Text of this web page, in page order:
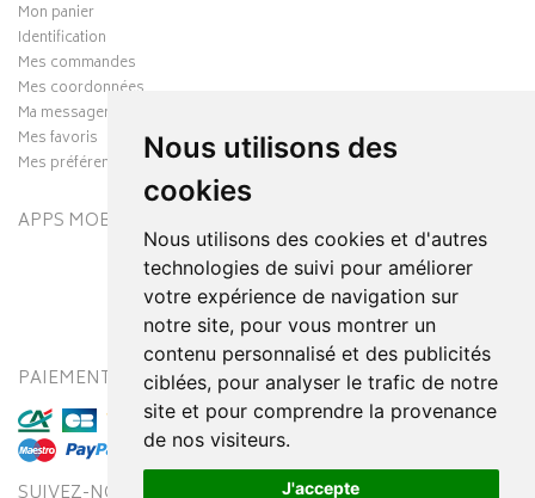
Nous utilisons des
cookies
Nous utilisons des cookies et d'autres
technologies de suivi pour améliorer
votre expérience de navigation sur
notre site, pour vous montrer un
contenu personnalisé et des publicités
ciblées, pour analyser le trafic de notre
site et pour comprendre la provenance
de nos visiteurs.
J'accepte
Mon panier
Identification
Mes commandes
Mes coordonnées
Ma messagerie
Mes favoris
Mes préférences Cookies
APPS MOBILES
PAIEMENT SÉCURISÉ MODES DE LIVRAISON